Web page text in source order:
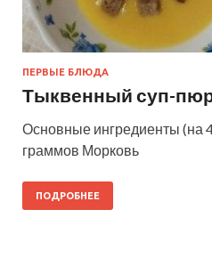
ПЕРВЫЕ БЛЮДА
Тыквенный суп-
Основные ингредиенты (на
граммов Морковь
ПОДРОБНЕЕ